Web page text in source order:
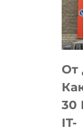
От
30
IT-